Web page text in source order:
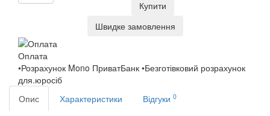
Купити
Швидке замовлення
Оплата
•Розрахунок Mono ПриватБанк •Безготівковий розрахунок
для.юросіб
Опис
Характеристики Відгуки 0